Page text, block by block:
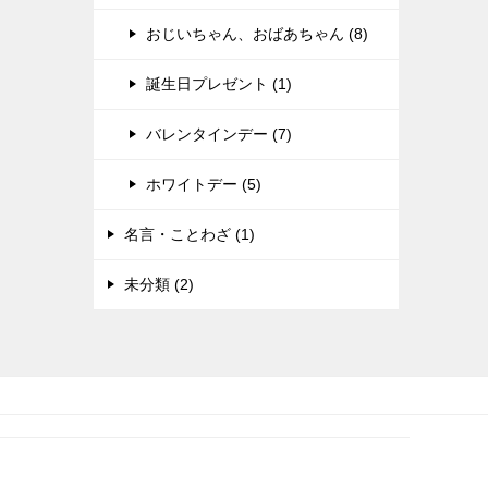
おじいちゃん、おばあちゃん (8)
誕生日プレゼント (1)
バレンタインデー (7)
ホワイトデー (5)
名言・ことわざ (1)
未分類 (2)